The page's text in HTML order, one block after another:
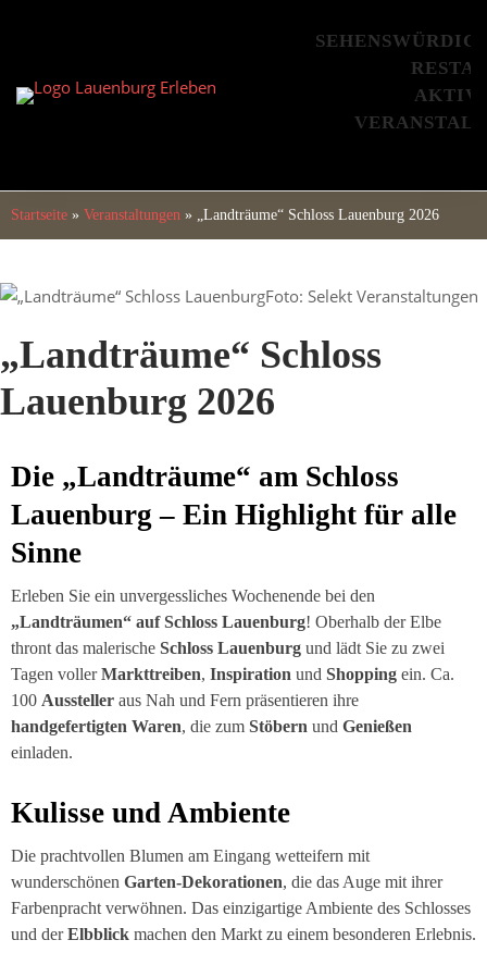
Startseite » Veranstaltungen » „Landträume“ Schloss Lauenburg 2026
Foto: Selekt Veranstaltungen
„Landträume“ Schloss
Lauenburg 2026
Die „Landträume“ am Schloss
Lauenburg – Ein Highlight für alle
Sinne
Erleben Sie ein unvergessliches Wochenende bei den
„Landträumen“ auf Schloss Lauenburg! Oberhalb der Elbe
thront das malerische Schloss Lauenburg und lädt Sie zu zwei
Tagen vollerMarkttreiben, Inspiration und Shopping ein. Ca.
100 Aussteller aus Nah und Fern präsentieren ihre
handgefertigten Waren, die zum Stöbern und Genießen
einladen.
Kulisse und Ambiente
Die prachtvollen Blumen am Eingang wetteifern mit
wunderschönen Garten-Dekorationen, die das Auge mit ihrer
Farbenpracht verwöhnen. Das einzigartige Ambiente des Schlosses
und derElbblick machen den Markt zu einem besonderen Erlebnis.